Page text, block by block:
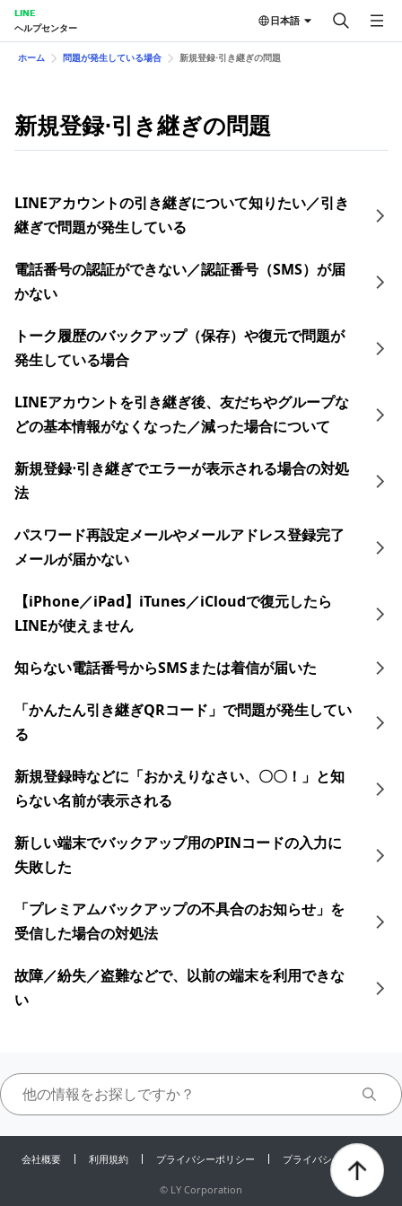
LINE
ヘルプセンター
日本語
ホーム 問題が発生している場合 新規登録⋅引き継ぎの問題
新規登録⋅引き継ぎの問題
LINEアカウントの引き継ぎについて知りたい／引き
継ぎで問題が発生している
電話番号の認証ができない／認証番号（SMS）が届
かない
トーク履歴のバックアップ（保存）や復元で問題が
発生している場合
LINEアカウントを引き継ぎ後、友だちやグループな
どの基本情報がなくなった／減った場合について
新規登録⋅引き継ぎでエラーが表示される場合の対処
法
パスワード再設定メールやメールアドレス登録完了
メールが届かない
【iPhone／iPad】iTunes／iCloudで復元したら
LINEが使えません
知らない電話番号からSMSまたは着信が届いた
「かんたん引き継ぎQRコード」で問題が発生してい
る
新規登録時などに「おかえりなさい、〇〇！」と知
らない名前が表示される
新しい端末でバックアップ用のPINコードの入力に
失敗した
「プレミアムバックアップの不具合のお知らせ」を
受信した場合の対処法
故障／紛失／盗難などで、以前の端末を利用できな
い
会社概要 利用規約 プライバシーポリシー プライバシーセンター
© LY Corporation